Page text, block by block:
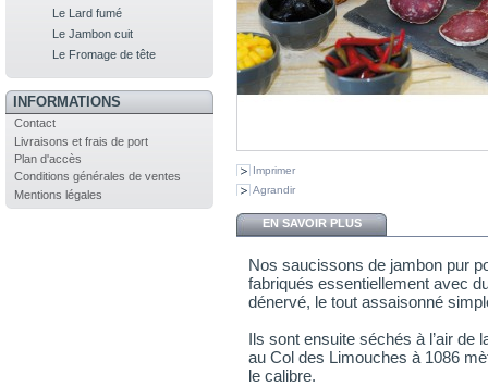
Le Lard fumé
Le Jambon cuit
Le Fromage de tête
INFORMATIONS
Contact
Livraisons et frais de port
Plan d'accès
Conditions générales de ventes
Mentions légales
Imprimer
Agrandir
EN SAVOIR PLUS
Nos saucissons de jambon pur
fabriqués essentiellement avec
dénervé, le tout assaisonné
Ils sont ensuite séchés à l’air de
au Col des Limouches à 1086
le calibre.